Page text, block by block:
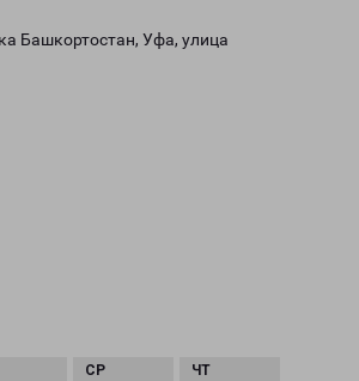
Башкортостан, Уфа, улица